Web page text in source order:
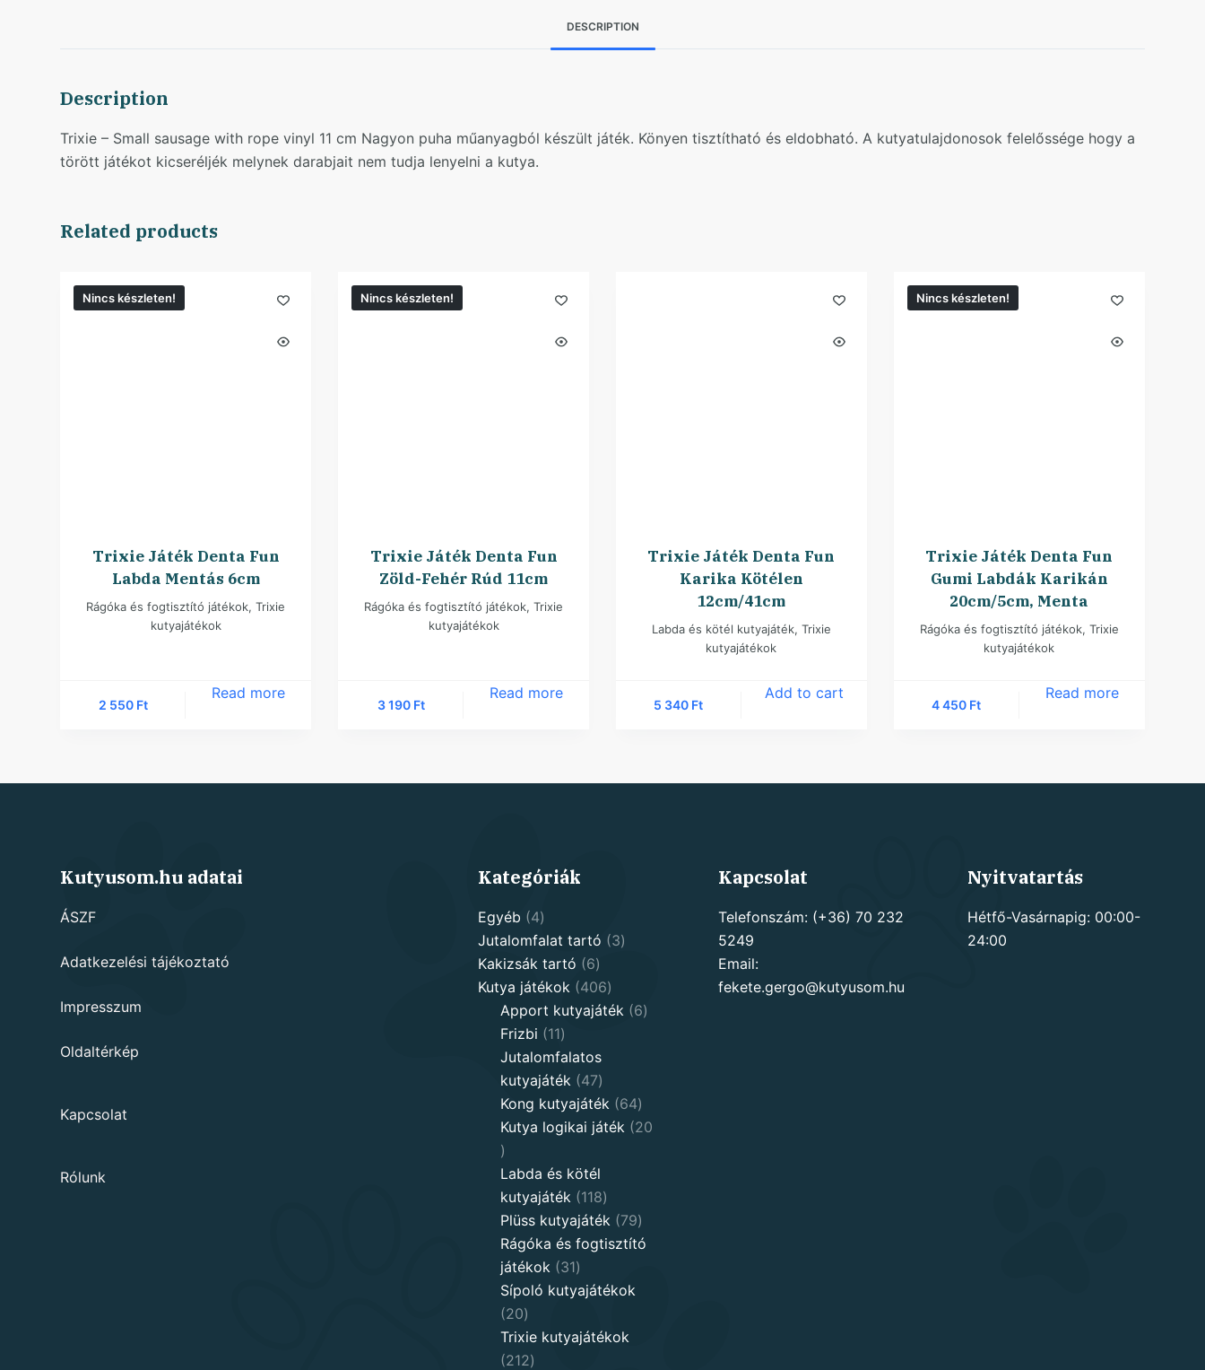
DESCRIPTION
Description
Trixie – Small sausage with rope vinyl 11 cm Nagyon puha műanyagból készült játék. Könyen tisztítható és eldobható. A kutyatulajdonosok felelőssége hogy a
törött játékot kicseréljék melynek darabjait nem tudja lenyelni a kutya.
Related products
Nincs készleten!
Trixie Játék Denta Fun
Labda Mentás 6cm
Rágóka és fogtisztító játékok,Trixie
kutyajátékok
2 550 Ft
Read more
Nincs készleten!
Trixie Játék Denta Fun
Zöld-Fehér Rúd 11cm
Rágóka és fogtisztító játékok,Trixie
kutyajátékok
3 190 Ft
Read more
Trixie Játék Denta Fun
Karika Kötélen
12cm/41cm
Labda és kötél kutyajáték, Trixie
kutyajátékok
5 340 Ft
Add to cart
Nincs készleten!
Trixie Játék Denta Fun
Gumi Labdák Karikán
20cm/5cm, Menta
Rágóka és fogtisztító játékok, Trixie
kutyajátékok
4 450 Ft
Read more
Kutyusom.hu adatai
ÁSZF
Adatkezelési tájékoztató
Impresszum
Oldaltérkép
Kapcsolat
Rólunk
Kategóriák
Egyéb 44
products
Jutalomfalat tartó 33
Kakizsák tartó 66
products
Kutya játékok 406406
products
Apport kutyajáték 66
Frizbi 1111
products
Jutalomfalatos
kutyajáték
4747
products
Kong kutyajáték 6464
products
Kutya logikai játék
20
20
products
Labda és kötél
kutyajáték
118118
products
Plüss kutyajáték 7979
products
Rágóka és fogtisztító
játékok
3131
products
Sípoló kutyajátékok
2020
products
Trixie kutyajátékok
212212
Kapcsolat
Telefonszám: (+36) 70 232
5249
Email:
fekete.gergo@kutyusom.hu
Nyitvatartás
Hétfő-Vasárnapig: 00:00-
24:00